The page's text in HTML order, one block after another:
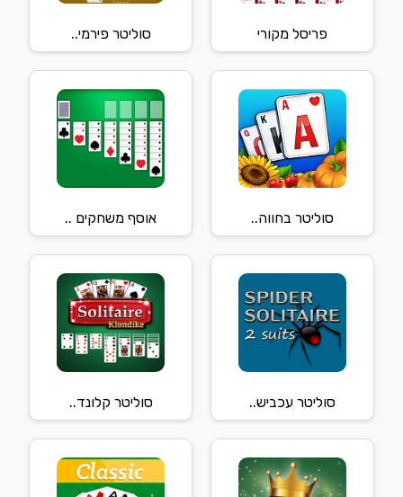
פריסל מקורי סוליטר פירמי..
סוליטר בחווה.. אוסף משחקים ..
סוליטר עכביש.. סוליטר קלונד..